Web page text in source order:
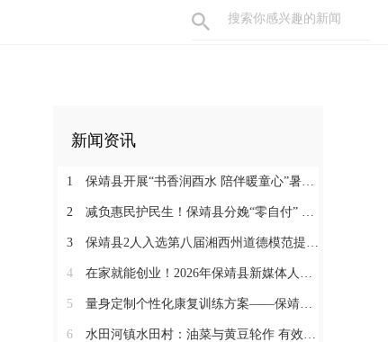
新闻资讯
1 保靖县开展“书香润酉水 陪伴暖童心”暑期阅读关爱活动
2 减负惠民护民生！保靖县分娩“零自付” 政策落地见效 125名产妇受益
3 保靖县2人入选第八届湘西州道德模范提名奖
4 在家就能创业！2026年保靖县新媒体人才技能培训开启 助力家乡好物出圈
5 量身定制个性化康复训练方案——保靖县人民医院助力发育迟缓患儿顺利入托
6 水田河镇水田村：油菜与黄豆轮作 有效助农增收